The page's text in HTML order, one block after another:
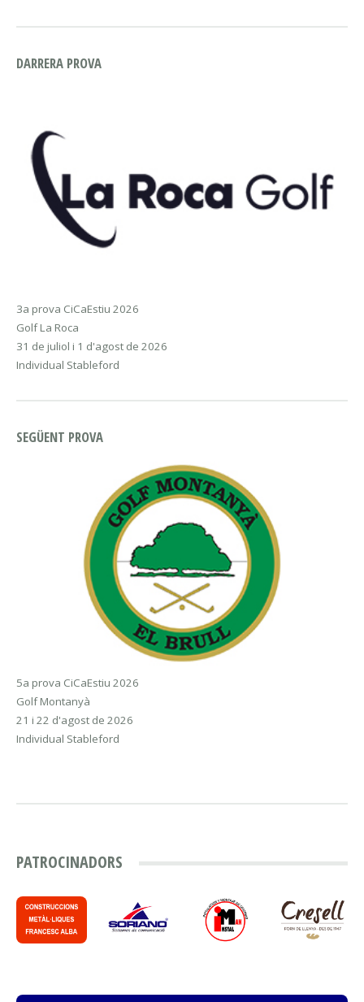
DARRERA PROVA
3a prova CiCaEstiu 2026
Golf La Roca
31 de juliol i 1 d'agost de 2026
Individual Stableford
SEGÜENT PROVA
5a prova CiCaEstiu 2026
Golf Montanyà
21 i 22 d'agost de 2026
Individual Stableford
PATROCINADORS